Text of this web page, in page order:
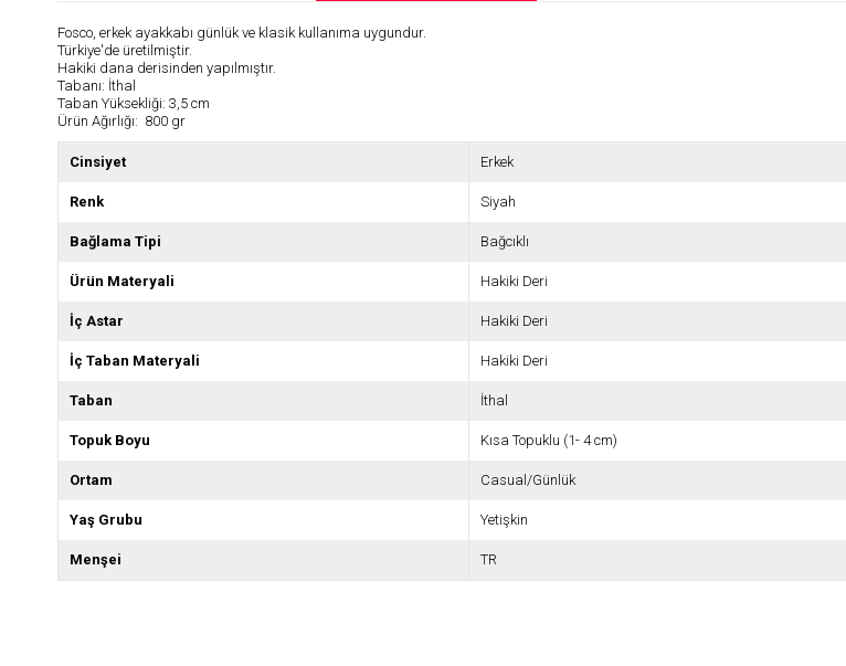
Fosco, erkek ayakkabı günlük ve klasik kullanıma uygundur.
Türkiye'de üretilmiştir.
Hakiki dana derisinden yapılmıştır.
Tabanı: İthal
Taban Yüksekliği: 3,5 cm
Ürün Ağırlığı: 800 gr
Cinsiyet Erkek
Renk Siyah
Bağlama Tipi Bağcıklı
Ürün Materyali Hakiki Deri
İç Astar Hakiki Deri
İç Taban Materyali Hakiki Deri
Taban İthal
Topuk Boyu Kısa Topuklu (1- 4 cm)
Ortam Casual/Günlük
Yaş Grubu Yetişkin
Menşei TR